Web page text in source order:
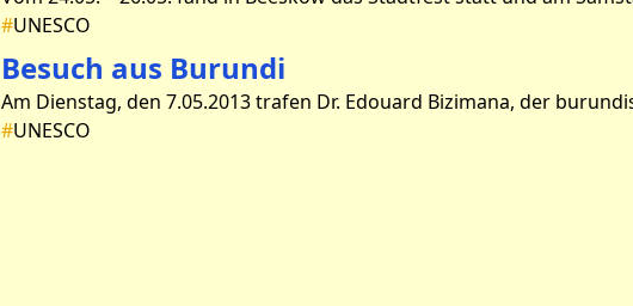
#UNESCO
Besuch aus Burundi
#UNESCO